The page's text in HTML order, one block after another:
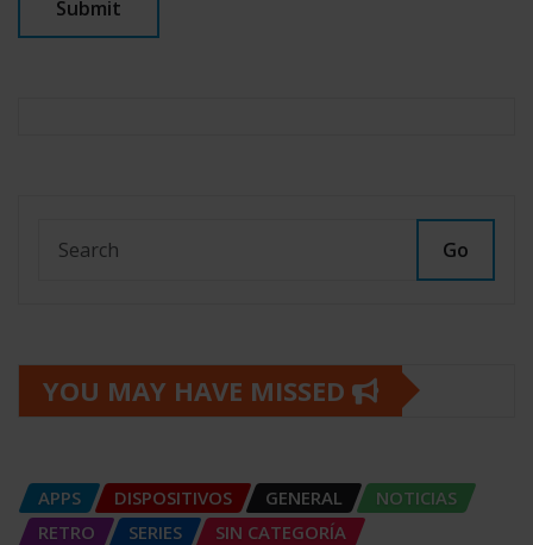
Go
YOU MAY HAVE MISSED
APPS DISPOSITIVOS GENERAL
NOTICIAS
RETRO
SERIES
SIN CATEGORÍA